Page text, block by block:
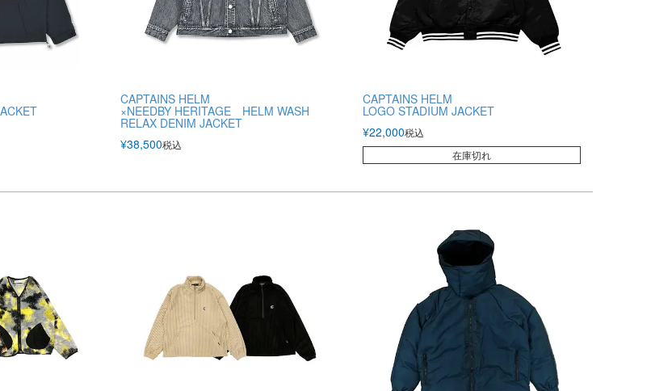
CAPTAINS HELM
×NEEDBY HERITAGE HELM WASH
RELAX DENIM JACKET
¥38,500税込
CAPTAINS HELM
LOGO STADIUM JACKET
¥22,000税込
在庫切れ